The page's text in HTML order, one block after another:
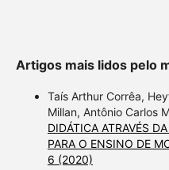
Artigos mais lidos pelo
Taís Arthur Corrêa,
Millan, Antônio Carlos
DIDÁTICA ATRAVÉS
PARA O ENSINO DE
6 (2020)